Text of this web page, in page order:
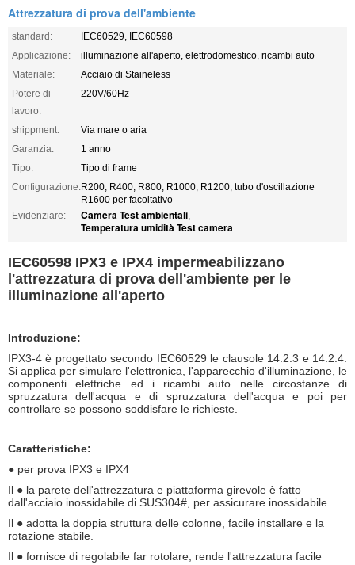
Attrezzatura di prova dell'ambiente
standard:
IEC60529, IEC60598
Applicazione:
illuminazione all'aperto, elettrodomestico, ricambi auto
Materiale:
Acciaio di Staineless
Potere di
lavoro:
220V/60Hz
shippment:
Via mare o aria
Garanzia:
1 anno
Tipo:
Tipo di frame
Configurazione:R200, R400, R800, R1000, R1200, tubo d'oscillazione
R1600 per facoltativo
Evidenziare:
Camera Test ambientali,
Temperatura umidità Test camera
IEC60598 IPX3 e IPX4 impermeabilizzano
l'attrezzatura di prova dell'ambiente per le
illuminazione all'aperto
Introduzione:
IPX3-4 è progettato secondo IEC60529 le clausole 14.2.3 e 14.2.4.
Si applica per simulare l'elettronica, l'apparecchio d'illuminazione, le
componenti elettriche ed i ricambi auto nelle circostanze di
spruzzatura dell'acqua e di spruzzatura dell'acqua e poi per
controllare se possono soddisfare le richieste.
Caratteristiche:
● per prova IPX3 e IPX4
Il ● la parete dell'attrezzatura e piattaforma girevole è fatto
dall'acciaio inossidabile di SUS304#, per assicurare inossidabile.
Il ● adotta la doppia struttura delle colonne, facile installare e la
rotazione stabile.
Il ● fornisce di regolabile far rotolare, rende l'attrezzatura facile